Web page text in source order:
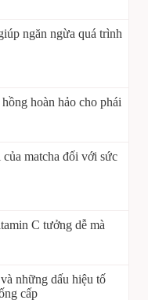
ngăn ngừa quá trình
hoàn hảo cho phái
matcha đối với sức
C tưởng dễ mà
những dấu hiệu tố
cấp